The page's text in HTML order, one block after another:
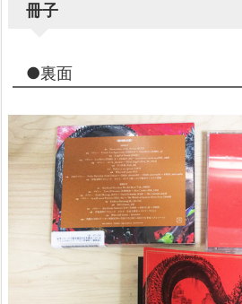
冊子
●裏面